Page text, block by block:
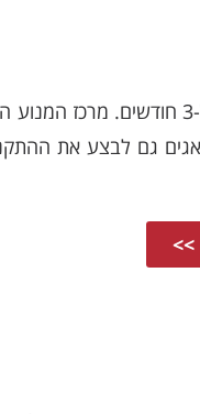
החלפת מנוע טויוטה היילנדר מיבוא / פירוק לכל המודלים
גם לבצע את